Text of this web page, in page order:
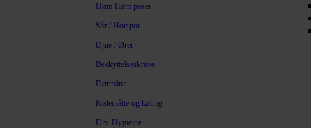
Høm Høm poser
Sår / Hotspot
Øjne / Ører
Beskyttelseskrave
Dørmåtte
Kølemåtte og køling
Div. Hygiejne